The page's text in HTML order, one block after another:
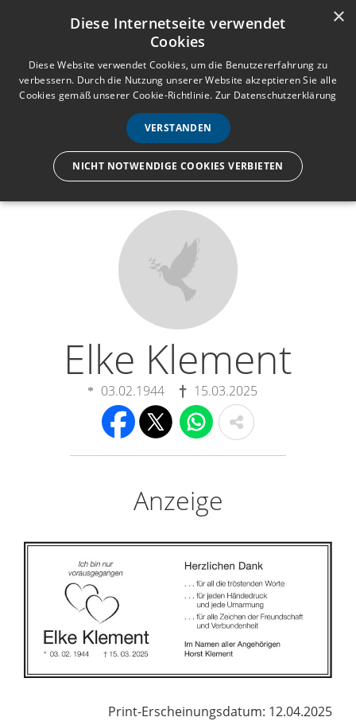
Anmelden Registrieren
e
n
ü
Wir lassen nur die Hand los,
Elke Klement
03.02.1944 15.03.2025
Anzeige
Print-Erscheinungsdatum: 12.04.2025
×
Diese Internetseite verwendet
Cookies
Diese Website verwendet Cookies, um die Benutzererfahrung zu
verbessern. Durch die Nutzung unserer Website akzeptieren Sie alle
Cookies gemäß unserer Cookie-Richtlinie. Zur Datenschutzerklärung
VERSTANDEN
NICHT NOTWENDIGE COOKIES VERBIETEN